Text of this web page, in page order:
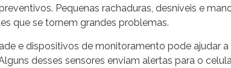
Pequenas rachaduras, desníveis e
que se tornem grandes problemas.
e dispositivos de monitoramento pode ajudar a
desses sensores enviam alertas para o